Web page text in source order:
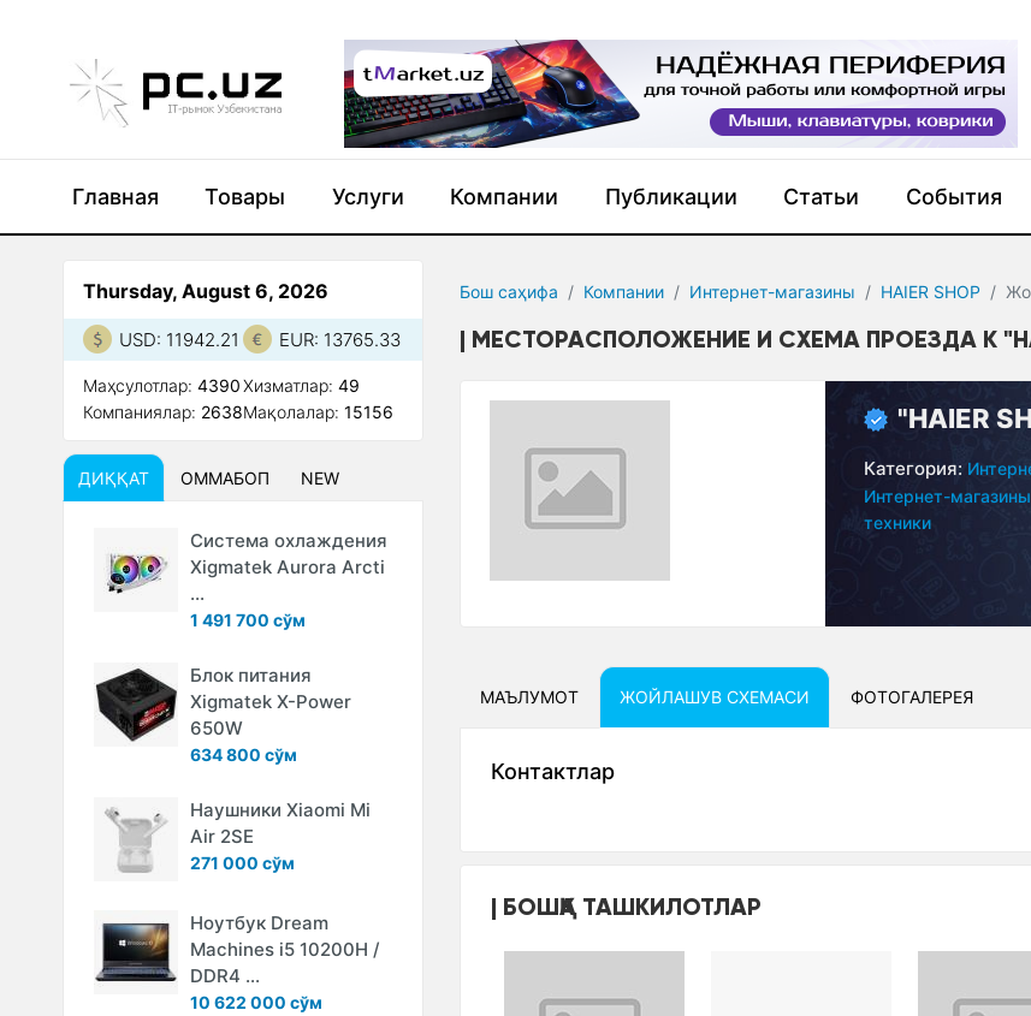
Главная Товары Услуги Компании Публикации Статьи События
Бош саҳифа Компании Интернет-магазины HAIER SHOP
МЕСТОРАСПОЛОЖЕНИЕ И СХЕМА ПРОЕЗДА К
"HAIER
Категория:
Интернет-
техники
МАЪЛУМОТ ЖОЙЛАШУВ СXЕМАСИ ФОТОГАЛЕРЕЯ
Контактлар
БОШҚА ТАШКИЛОТЛАР
Thursday, August 6, 2026
USD: 11942.21 EUR: 13765.33
Маҳсулотлар: 4390
Компаниялар: 2638
Xизматлар:49
Мақолалар:15156
ДИҚҚАТ ОММАБОП NEW
Система охлаждения
Xigmatek Aurora Arcti
...
1 491 700 сўм
Блок питания
Xigmatek X-Power
650W
634 800 сўм
Наушники Xiaomi Mi
Air 2SE
271 000 сўм
Ноутбук Dream
Machines i5 10200H /
DDR4 ...
10 622 000 сўм